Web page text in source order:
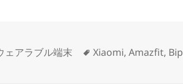
ェアラブル端末
タ
Xiaomi,Amazfit, Bip